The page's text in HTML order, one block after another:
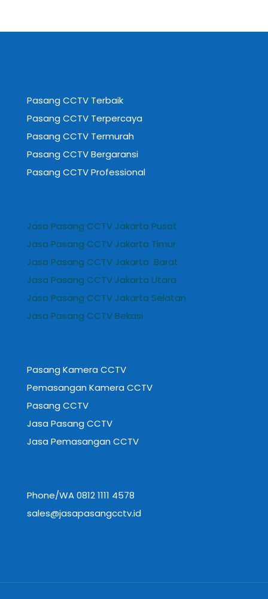
Pasang CCTV Terbaik
Pasang CCTV Terpercaya
Pasang CCTV Termurah
Pasang CCTV Bergaransi
Pasang CCTV Professional
Jasa Pasang CCTV Jakarta Pusat
Jasa Pasang CCTV Jakarta Timur
Jasa Pasang CCTV Jakarta Barat
Jasa Pasang CCTV Jakarta Utara
Jasa Pasang CCTV Jakarta Selatan
Jasa Pasang CCTV Bekasi
Pasang Kamera CCTV
Pemasangan Kamera CCTV
Pasang CCTV
Jasa Pasang CCTV
Jasa Pemasangan CCTV
Phone/WA 0812 1111 4578
sales@jasapasangcctv.id